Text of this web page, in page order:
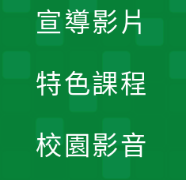
宣導影片
特色課程
校園影音